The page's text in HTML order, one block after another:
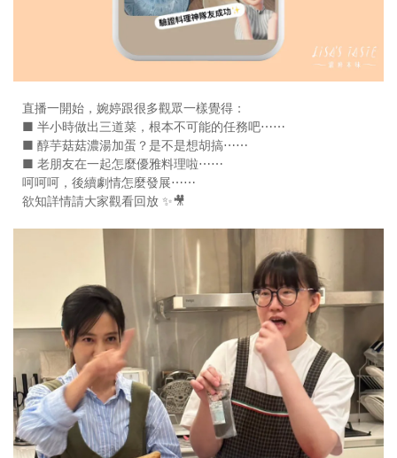
直播一開始，婉婷跟很多觀眾一樣覺得：
■ 半小時做出三道菜，根本不可能的任務吧⋯⋯
■ 醇芋菇菇濃湯加蛋？是不是想胡搞⋯⋯
■ 老朋友在一起怎麼優雅料理啦⋯⋯
呵呵呵，後續劇情怎麼發展⋯⋯
欲知詳情請大家觀看回放 ✨🎥